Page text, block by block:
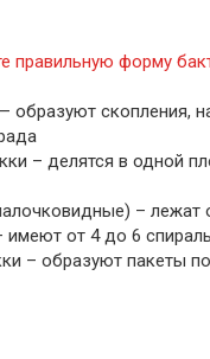
правильную форму
образуют скопления,
– делятся в одной
– лежат
имеют от 4 до 6
– образуют пакеты